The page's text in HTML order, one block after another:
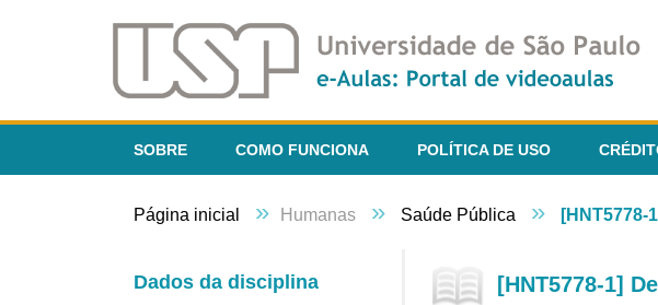
SOBRE COMO FUNCIONA POLÍTICA DE USO
Página inicial » Humanas » Saúde Pública »
Dados da disciplina
[HNT5778-1]